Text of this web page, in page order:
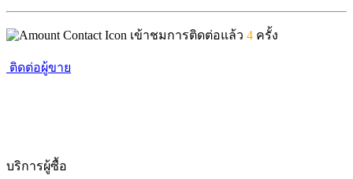
เข้าชมการติดต่อแล้ว 4 ครั้ง
ติดต่อผู้ขาย
บริการผู้ซื้อ